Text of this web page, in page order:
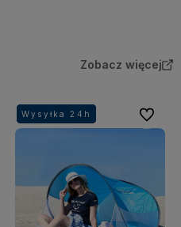
Zobacz więcej
Wysyłka 24h
Wysyłka 24h
Wysyłka 24h
Wysyłka 24h Do